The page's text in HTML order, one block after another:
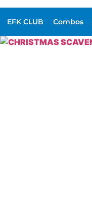
EFK CLUB Combos